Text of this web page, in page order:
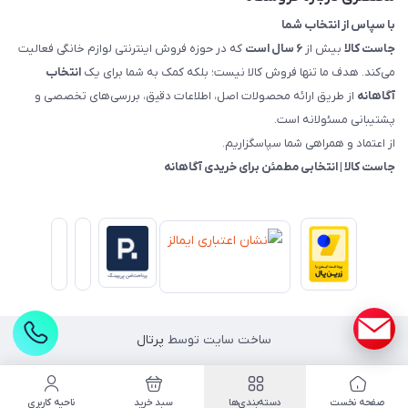
با سپاس از انتخاب شما
جاست کالا بیش از ۶ سال است
که در حوزه فروش اینترنتی لوازم خانگی فعالیت
می‌کند. هدف ما تنها فروش کالا نیست؛ بلکه کمک به شما برای یک انتخاب
آگاهانه از طریق ارائه محصولات اصل، اطلاعات دقیق، بررسی‌های تخصصی و
پشتیبانی مسئولانه است.
از اعتماد و همراهی شما سپاسگزاریم.
جاست کالا | انتخابی مطمئن برای خریدی آگاهانه
ساخت سایت توسط پرتال
صفحه نخست دسته‌بندی‌ها سبد خرید ناحیه کاربری